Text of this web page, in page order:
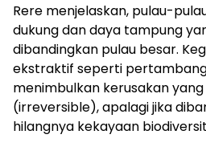
Rere menjelaskan, pulau-
dukung dan daya tampung
dibandingkan pulau besar.
ekstraktif seperti
menimbulkan kerusakan
(irreversible), apalagi jika
hilangnya kekayaan